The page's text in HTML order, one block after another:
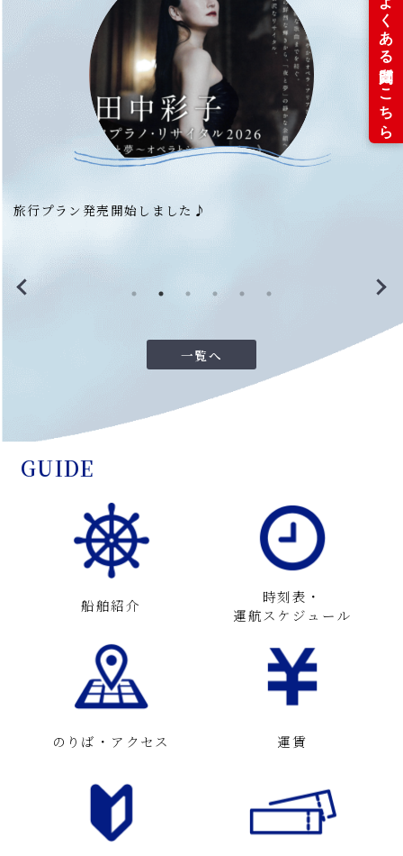
旅行プラン発売開始しました♪
一覧へ
GUIDE
船舶紹介
時刻表・
運航スケジュール
のりば・アクセス 運賃